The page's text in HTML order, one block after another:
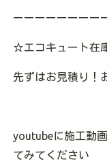
ーーーーーーーー
☆エコキュート在
先ずはお見積り！
youtubeに施工動
てみてください